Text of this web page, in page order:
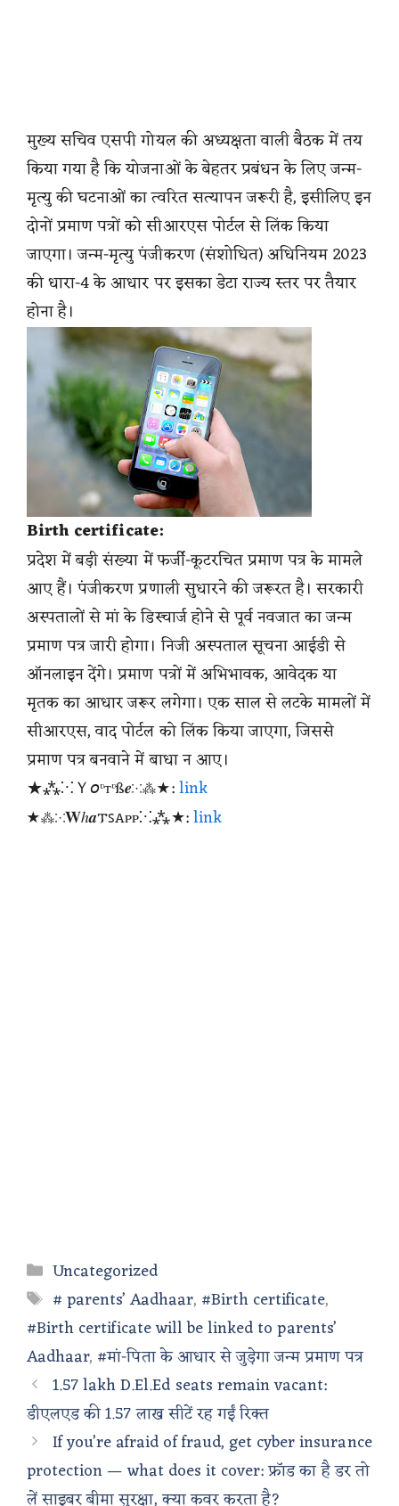
मुख्य सचिव एसपी गोयल की अध्यक्षता वाली बैठक में तय
किया गया है कि योजनाओं के बेहतर प्रबंधन के लिए जन्म-
मृत्यु की घटनाओं का त्वरित सत्यापन जरूरी है, इसीलिए इन
दोनों प्रमाण पत्रों को सीआरएस पोर्टल से लिंक किया
जाएगा। जन्म-मृत्यु पंजीकरण (संशोधित) अधिनियम 2023
की धारा-4 के आधार पर इसका डेटा राज्य स्तर पर तैयार
होना है।
Birth certificate:
प्रदेश में बड़ी संख्या में फर्जी-कूटरचित प्रमाण पत्र के मामले
आए हैं। पंजीकरण प्रणाली सुधारने की जरूरत है। सरकारी
अस्पतालों से मां के डिस्चार्ज होने से पूर्व नवजात का जन्म
प्रमाण पत्र जारी होगा। निजी अस्पताल सूचना आईडी से
ऑनलाइन देंगे। प्रमाण पत्रों में अभिभावक, आवेदक या
मृतक का आधार जरूर लगेगा। एक साल से लटके मामलों में
सीआरएस, वाद पोर्टल को लिंक किया जाएगा, जिससे
प्रमाण पत्र बनवाने में बाधा न आए।
★⁂⁙Ｙ𝘰ᶹтᶹß𝒆⁙⁂★:link
★⁂⁙𝐖ℎ𝒂𐍄ꜱꭺᴩᴩ⁙⁂★:link
Categories
Uncategorized
Tags
# parents’ Aadhaar, #Birth certificate,
#Birth certificate will be linked to parents’
Aadhaar, #मां-पिता के आधार से जुड़ेगा जन्म प्रमाण पत्र
1.57 lakh D.El.Ed seats remain vacant:
डीएलएड की 1.57 लाख सीटें रह गईं रिक्त
If you’re afraid of fraud, get cyber insurance
protection — what does it cover: फ्रॉड का है डर तो
लें साइबर बीमा सुरक्षा, क्या कवर करता है?